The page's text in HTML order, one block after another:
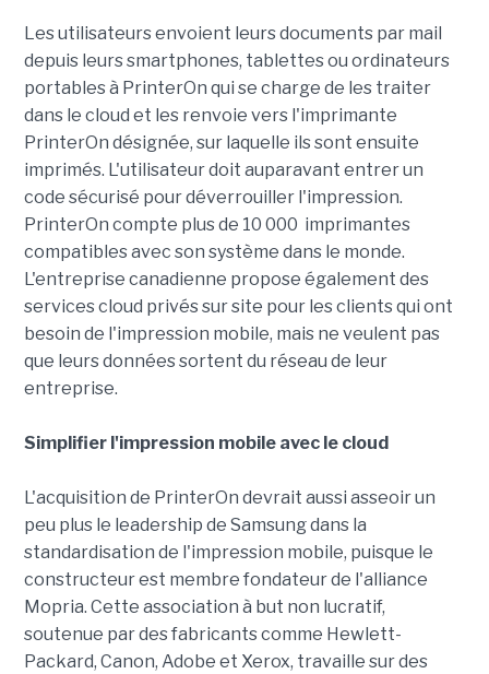
Les utilisateurs envoient leurs documents par mail
depuis leurs smartphones, tablettes ou ordinateurs
portables à PrinterOn qui se charge de les traiter
dans le cloud et les renvoie vers l'imprimante
PrinterOn désignée, sur laquelle ils sont ensuite
imprimés. L'utilisateur doit auparavant entrer un
code sécurisé pour déverrouiller l'impression.
PrinterOn compte plus de 10 000 imprimantes
compatibles avec son système dans le monde.
L'entreprise canadienne propose également des
services cloud privés sur site pour les clients qui ont
besoin de l'impression mobile, mais ne veulent pas
que leurs données sortent du réseau de leur
entreprise.
Simplifier l'impression mobile avec le cloud
L'acquisition de PrinterOn devrait aussi asseoir un
peu plus le leadership de Samsung dans la
standardisation de l'impression mobile, puisque le
constructeur est membre fondateur de l'alliance
Mopria. Cette association à but non lucratif,
soutenue par des fabricants comme Hewlett-
Packard, Canon, Adobe et Xerox, travaille sur des